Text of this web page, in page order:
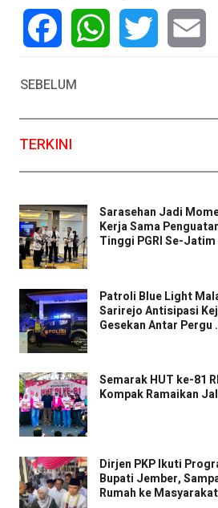
SEBELUM
TERKINI
Sarasehan Jadi
Kerja Sama
Tinggi PGRI Se-Jatim
Patroli Blue Light
Sarirejo Antisipasi
Gesekan Antar Pergu
Semarak HUT ke-81
Kompak Ramaikan
Dirjen PKP Ikuti
Bupati Jember,
Rumah ke